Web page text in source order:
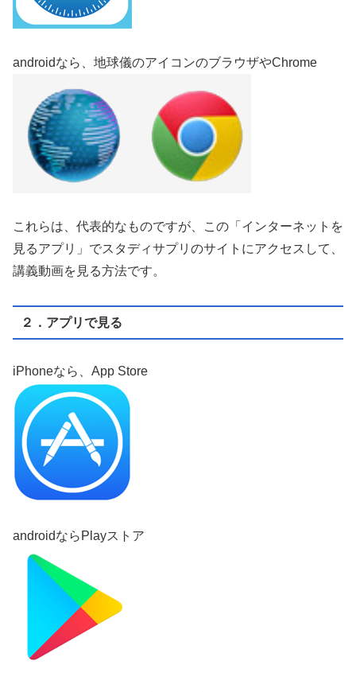
androidなら、地球儀のアイコンのブラウザやChrome
これらは、代表的なものですが、この「インターネットを
見るアプリ」でスタディサプリのサイトにアクセスして、
講義動画を見る方法です。
２．アプリで見る
iPhoneなら、App Store
androidならPlayストア